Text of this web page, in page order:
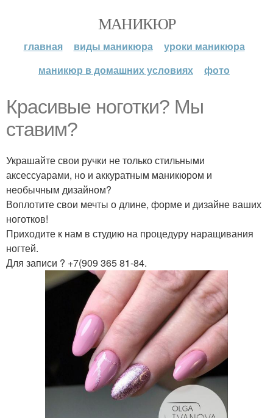
МАНИКЮР
главная виды маникюра
уроки маникюра
маникюр в домашних условиях
фото
Красивые ноготки? Мы
ставим?
Украшайте свои ручки не только стильными
аксессуарами, но и аккуратным маникюром и
необычным дизайном?
Воплотите свои мечты о длине, форме и дизайне ваших
ноготков!
Приходите к нам в студию на процедуру наращивания
ногтей.
Для записи ? +7(909 365 81-84.